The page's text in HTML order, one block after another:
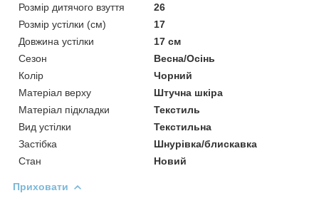
Розмір дитячого взуття
26
Розмір устілки (см)
17
Довжина устілки
17 см
Сезон
Весна/Осінь
Колір
Чорний
Матеріал верху
Штучна шкіра
Матеріал підкладки
Текстиль
Вид устілки
Текстильна
Застібка
Шнурівка/блискавка
Стан
Новий
Приховати